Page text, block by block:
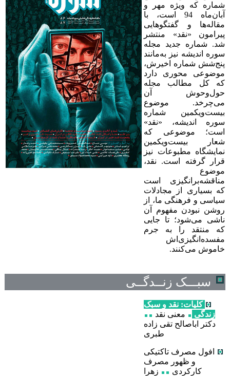
شماره که ویژه‌‌ مهر و
آبان‌ماه 94 است، با
مقاله‌ها و گفتگوهایی
پیرامون «نقد» منتشر
شد. شماره‌ جدید مجله
سوره اندیشه نیز به‌مانند
پنجشش شماره‌ اخیرش،
موضوعی محوری دارد
که کل مطالب مجله
حول‌وحوش آن
می‌چرخد. موضوع
بیست‌ویکمین شماره‌
سوره‌ اندیشه، «نقد»
است؛ موضوعی که
شعار بیست‌ویکمین
نمایشگاه مطبوعات نیز
قرار گرفته است. نقد،
موضوع
مناقشه‌برانگیزی است
که بسیاری از مجادلات
سیاسی و فرهنگی ما، از
روشن نبودن مفهوم آن
ناشی می‌شود؛ تا جایی
که منتقد را به جرم
مفسده‌انگیزی‌اش
خاموش می‌کنند.
سبـــک زنــدگــی
کليات: نقد و سبک
زندگی
معنی نقد
دکتر اباصالح تقی زاده
طبری
افول مصرف تاکتیکی
و ظهور مصرف
کارکردی
زهرا